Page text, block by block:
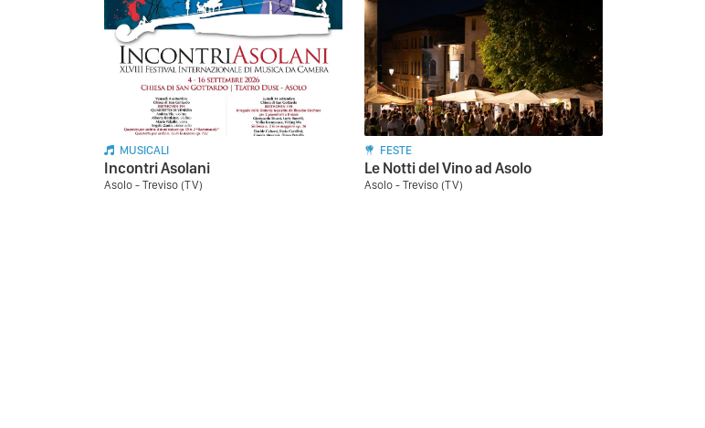
MUSICALI
Incontri Asolani
Asolo - Treviso (TV)
FESTE
Le Notti del Vino ad Asolo
Asolo - Treviso (TV)